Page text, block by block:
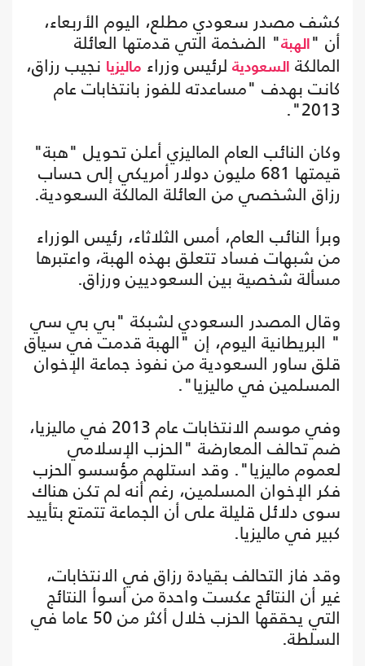
كشف مصدر سعودي مطلع، اليوم الأربعاء،
أن " الهبة" الضخمة التي قدمتها العائلة
المالكة
السعودية لرئيس وزراء ماليزيا نجيب رزاق،
كانت بهدف "مساعدته للفوز بانتخابات عام
2013".
وكان النائب العام الماليزي أعلن تحويل "هبة"
قيمتها 681 مليون دولار أمريكي إلى حساب
رزاق الشخصي من العائلة المالكة السعودية.
وبرأ النائب العام، أمس الثلاثاء، رئيس الوزراء
من شبهات فساد تتعلق بهذه الهبة، واعتبرها
مسألة شخصية بين السعوديين ورزاق.
وقال المصدر السعودي لشبكة "بي بي سي
" البريطانية اليوم، إن "الهبة قدمت في سياق
قلق ساور السعودية من نفوذ جماعة الإخوان
المسلمين في ماليزيا".
وفي موسم الانتخابات عام 2013 في ماليزيا،
ضم تحالف المعارضة "الحزب الإسلامي
لعموم ماليزيا". وقد استلهم مؤسسو الحزب
فكر الإخوان المسلمين، رغم أنه لم تكن هناك
سوى دلائل قليلة على أن الجماعة تتمتع بتأييد
كبير في ماليزيا.
وقد فاز التحالف بقيادة رزاق في الانتخابات،
غير أن النتائج عكست واحدة من أسوأ النتائج
التي يحققها الحزب خلال أكثر من 50 عاما في
السلطة.